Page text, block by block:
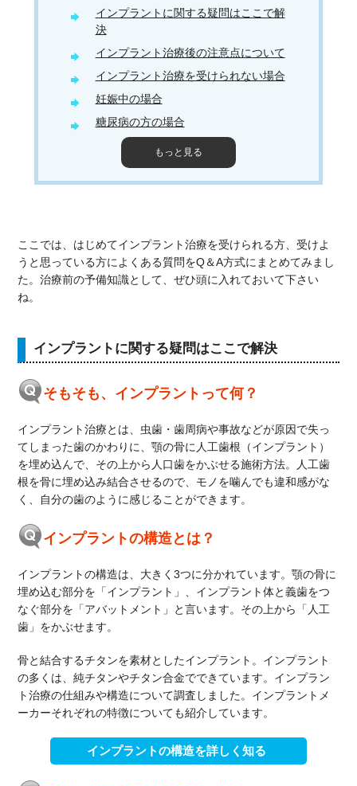
インプラントに関する疑問はここで解
決
インプラント治療後の注意点について
インプラント治療を受けられない場合
妊娠中の場合
糖尿病の方の場合
もっと見る
ここでは、はじめてインプラント治療を受けられる方、受けよ
うと思っている方によくある質問をQ＆A方式にまとめてみまし
た。治療前の予備知識として、ぜひ頭に入れておいて下さい
ね。
インプラントに関する疑問はここで解決
そもそも、インプラントって何？
インプラント治療とは、虫歯・歯周病や事故などが原因で失っ
てしまった歯のかわりに、顎の骨に人工歯根（インプラント）
を埋め込んで、その上から人口歯をかぶせる施術方法。人工歯
根を骨に埋め込み結合させるので、モノを噛んでも違和感がな
く、自分の歯のように感じることができます。
インプラントの構造とは？
インプラントの構造は、大きく3つに分かれています。顎の骨に
埋め込む部分を「インプラント」、インプラント体と義歯をつ
なぐ部分を「アバットメント」と言います。その上から「人工
歯」をかぶせます。
骨と結合するチタンを素材としたインプラント。インプラント
の多くは、純チタンやチタン合金でできています。インプラン
ト治療の仕組みや構造について調査しました。インプラントメ
ーカーそれぞれの特徴についても紹介しています。
インプラントの構造を詳しく知る